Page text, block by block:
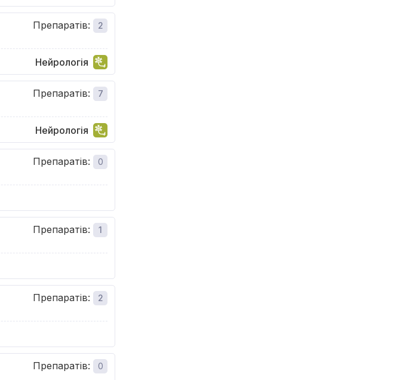
Препаратів: 2
Нейрологія
Препаратів: 7
Нейрологія
Препаратів: 0
Препаратів: 1
Препаратів: 2
Препаратів: 0